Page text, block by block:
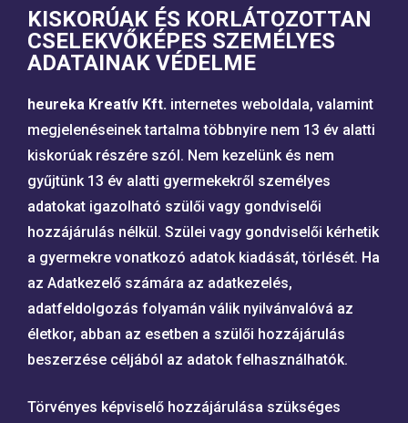
KISKORÚAK ÉS KORLÁTOZOTTAN
CSELEKVŐKÉPES SZEMÉLYES
ADATAINAK VÉDELME
heureka Kreatív Kft. internetes weboldala, valamint
megjelenéseinek tartalma többnyire nem 13 év alatti
kiskorúak részére szól. Nem kezelünk és nem
gyűjtünk 13 év alatti gyermekekről személyes
adatokat igazolható szülői vagy gondviselői
hozzájárulás nélkül. Szülei vagy gondviselői kérhetik
a gyermekre vonatkozó adatok kiadását, törlését. Ha
az Adatkezelő számára az adatkezelés,
adatfeldolgozás folyamán válik nyilvánvalóvá az
életkor, abban az esetben a szülői hozzájárulás
beszerzése céljából az adatok felhasználhatók.
Törvényes képviselő hozzájárulása szükséges